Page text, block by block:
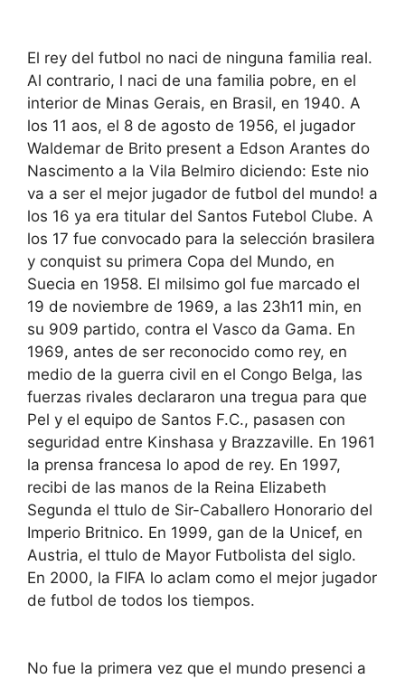
El rey del futbol no naci de ninguna familia real.
Al contrario, l naci de una familia pobre, en el
interior de Minas Gerais, en Brasil, en 1940. A
los 11 aos, el 8 de agosto de 1956, el jugador
Waldemar de Brito present a Edson Arantes do
Nascimento a la Vila Belmiro diciendo: Este nio
va a ser el mejor jugador de futbol del mundo! a
los 16 ya era titular del Santos Futebol Clube. A
los 17 fue convocado para la selección brasilera
y conquist su primera Copa del Mundo, en
Suecia en 1958. El milsimo gol fue marcado el
19 de noviembre de 1969, a las 23h11 min, en
su 909 partido, contra el Vasco da Gama. En
1969, antes de ser reconocido como rey, en
medio de la guerra civil en el Congo Belga, las
fuerzas rivales declararon una tregua para que
Pel y el equipo de Santos F.C., pasasen con
seguridad entre Kinshasa y Brazzaville. En 1961
la prensa francesa lo apod de rey. En 1997,
recibi de las manos de la Reina Elizabeth
Segunda el ttulo de Sir-Caballero Honorario del
Imperio Britnico. En 1999, gan de la Unicef, en
Austria, el ttulo de Mayor Futbolista del siglo.
En 2000, la FIFA lo aclam como el mejor jugador
de futbol de todos los tiempos.
No fue la primera vez que el mundo presenci a